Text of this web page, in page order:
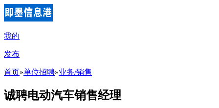
我的
发布
首页»单位招聘»业务/销售
诚聘电动汽车销售经理